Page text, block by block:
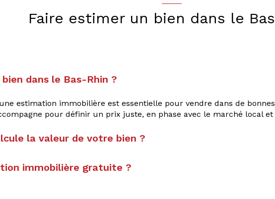
Faire estimer un bien dans le
dans le Bas-Rhin ?
estimation immobilière est essentielle pour vendre dans de
pour définir un prix juste, en phase avec le marché local
la valeur de votre bien ?
immobilière gratuite ?